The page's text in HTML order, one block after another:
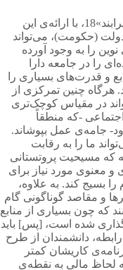
آنارشیست معرفت‌شناختی متأخر «پاول فیرابند»18، با ارائه‌ی این
(حكومت)، می‌تواند
را به وجود آورده
را در جامعه دارا
و قدرت‌های بسیاری را
چنین تمركزی از
در مقیاس کوچک‌تری
-كه منطقاً
جامه‌ی عمل بپوشاند.
ما را به رقابت
كه مسیحیت پروتستانی
معنوی مورد نیاز برای
بسیج كند. به علاوه،
و مقاصد گوناگونی گام
كه چون بسیاری از منابع
شده است، [پس] باید
دانشمندان از طرح
کاریشان كمتر
لحاظ مالی به نقطه‌ی